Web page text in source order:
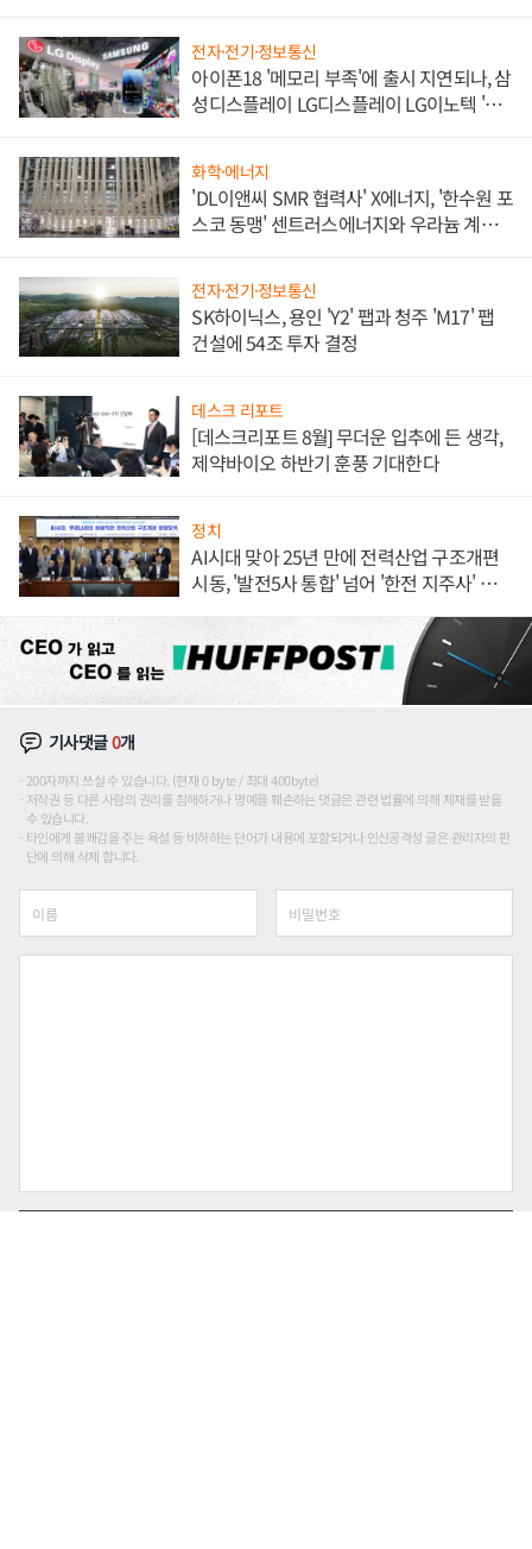
전자·전기·정보통신
아이폰18 '메모리 부족'에 출시 지연되나, 삼
성디스플레이 LG디스플레이 LG이노텍 '탈
화학·에너지
'DL이앤씨 SMR 협력사' X에너지, '한수원 포
스코 동맹' 센트러스에너지와 우라늄 계약
전자·전기·정보통신
SK하이닉스, 용인 'Y2' 팹과 청주 'M17' 팹
건설에 54조 투자 결정
데스크 리포트
[데스크리포트 8월] 무더운 입추에 든 생각,
제약바이오 하반기 훈풍 기대한다
정치
AI시대 맞아 25년 만에 전력산업 구조개편
시동, '발전5사 통합' 넘어 '한전 지주사' 재편
기사댓글0개
200자까지 쓰실 수 있습니다. (현재 0 byte / 최대 400byte)
저작권 등 다른 사람의 권리를 침해하거나 명예를 훼손하는 댓글은 관련 법률에 의해 제재를 받을
수 있습니다.
타인에게 불쾌감을 주는 욕설 등 비하하는 단어가 내용에 포함되거나 인신공격성 글은 관리자의 판
단에 의해 삭제 합니다.